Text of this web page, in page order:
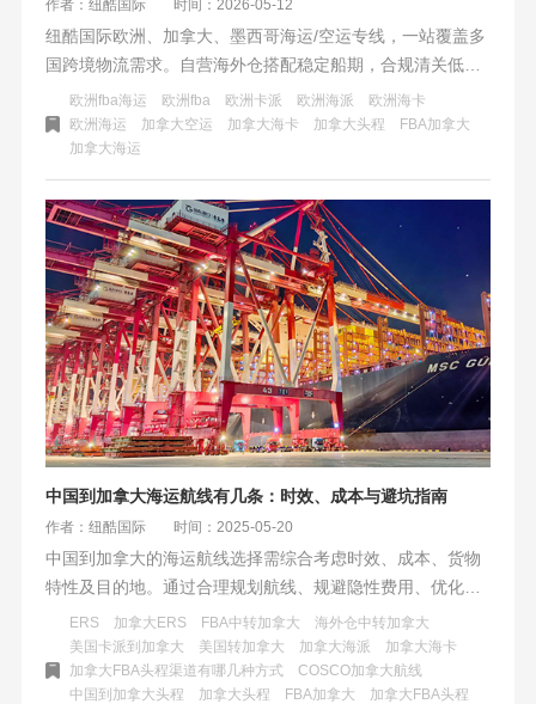
作者：纽酷国际 时间：2026-05-12
纽酷国际欧洲、加拿大、墨西哥海运/空运专线，一站覆盖多
国跨境物流需求。自营海外仓搭配稳定船期，合规清关低查
验，尾程卡车直达派送，时效稳定不延误。多网点就近收
货，适配多平台卖家备货补货，旺季保舱保柜，为跨境出海
保驾护航。
欧洲fba海运 欧洲fba 欧洲卡派 欧洲海派
欧洲海卡
欧洲海运
加拿大空运 加拿大海卡 加拿大头程
FBA加拿大
加拿大海运
中国到加拿大海运航线有几条：时效、成本与避坑指南
作者：纽酷国际 时间：2025-05-20
中国到加拿大的海运航线选择需综合考虑时效、成本、货物
特性及目的地。通过合理规划航线、规避隐性费用、优化清
关流程，企业可在保障供应链稳定性的同时，显著降低物流
成本。无论是电商卖家、B端客户还是个人发货，掌握本文
策略，即可在跨境物流中占据主动权。
ERS 加拿大ERS FBA中转加拿大
海外仓中转加拿大
美国卡派到加拿大
美国转加拿大 加拿大海派
加拿大海卡
加拿大FBA头程渠道有哪几种方式
COSCO加拿大航线
中国到加拿大头程
加拿大头程 FBA加拿大
加拿大FBA头程